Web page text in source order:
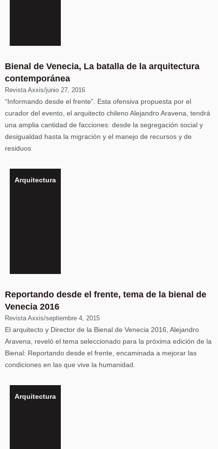
Bienal de Venecia, La batalla de la arquitectura
contemporánea
Revista Axxis/junio 27, 2016
“Informando desde el frente”. Esta ofensiva propuesta por el
curador del evento, el arquitecto chileno Alejandro Aravena, tendrá
una amplia cantidad de facciones: desde la segregación social y
desigualdad hasta la migración y el manejo de recursos y de
residuos
Arquitectura
Reportando desde el frente, tema de la bienal de
Venecia 2016
Revista Axxis/septiembre 4, 2015
El arquitecto y Director de la Bienal de Venecia 2016, Alejandro
Aravena, reveló el tema seleccionado para la próxima edición de la
Bienal: Reportando desde el frente, encaminada a mejorar las
condiciones en las que vive la humanidad.
Arquitectura